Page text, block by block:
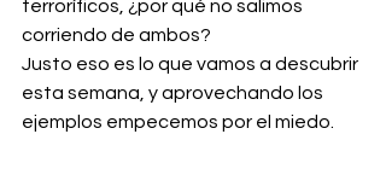
terroríficos, ¿por qué no salimos
corriendo de ambos?
Justo eso es lo que vamos a descubrir
esta semana, y aprovechando los
ejemplos empecemos por el miedo.